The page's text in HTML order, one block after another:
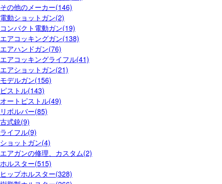
その他のメーカー(146)
電動ショットガン(2)
コンパクト電動ガン(19)
エアコッキングガン(138)
エアハンドガン(76)
エアコッキングライフル(41)
エアショットガン(21)
モデルガン(156)
ピストル(143)
オートピストル(49)
リボルバー(85)
古式銃(9)
ライフル(9)
ショットガン(4)
エアガンの修理、カスタム(2)
ホルスター(515)
ヒップホルスター(328)